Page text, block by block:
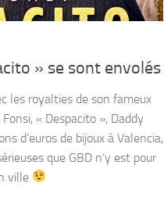
» se sont envolés
royalties de son fameux
« Despacito », Daddy
d’euros de bijoux à Valencia,
que GBD n’y est pour
ville